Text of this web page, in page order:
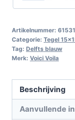
Artikelnummer:
Categorie: Tegel
Tag: Delfts blauw
Merk: Voici Voila
Beschrijving
Aanvullende